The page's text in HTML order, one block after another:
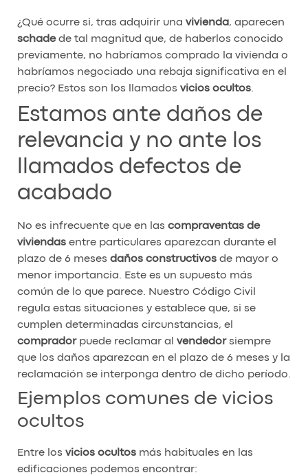
¿Qué ocurre si, tras adquirir una vivienda, aparecen
schadede tal magnitud que, de haberlos conocido
previamente, no habríamos comprado la vivienda o
habríamos negociado una rebaja significativa en el
precio? Estos son los llamados vicios ocultos
Estamos ante daños de
relevancia y no ante los
llamados defectos de
acabado
No es infrecuente que en las compraventas de
viviendas entre particulares aparezcan durante el
plazo de 6 meses daños constructivos de mayor o
menor importancia. Este es un supuesto más
común de lo que parece. Nuestro Código Civil
regula estas situaciones y establece que, si se
cumplen determinadas circunstancias, el
compradorpuede reclamar al vendedorsiempre
que los daños aparezcan en el plazo de 6 meses y la
reclamación se interponga dentro de dicho período.
Ejemplos comunes de vicios
ocultos
Entre los vicios ocultos más habituales en las
edificaciones podemos encontrar: